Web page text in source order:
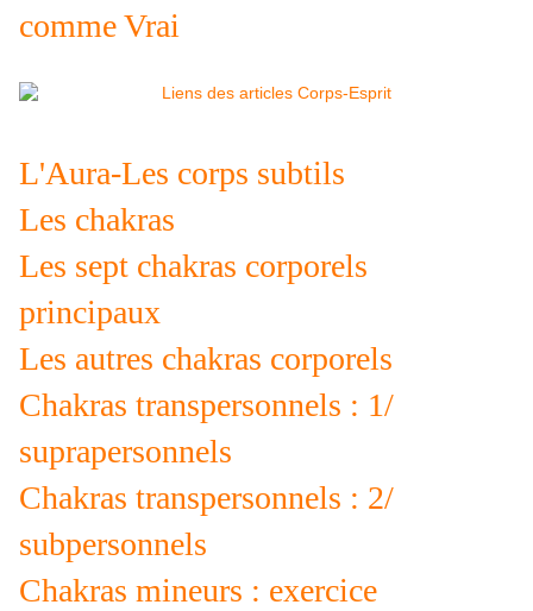
comme Vrai
L'Aura-Les corps subtils
Les chakras
Les sept chakras corporels
principaux
Les autres chakras corporels
Chakras transpersonnels : 1/
suprapersonnels
Chakras transpersonnels : 2/
subpersonnels
Chakras mineurs : exercice